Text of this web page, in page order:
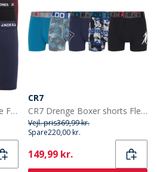
JACK & JONES Drengebase Fem-pak Underbukser Multi
CR7
CR7 Drenge Boxer shorts Flerfarvet
Vejl. pris369,99 kr.
Spare220,00 kr.
Current
149,99 kr.